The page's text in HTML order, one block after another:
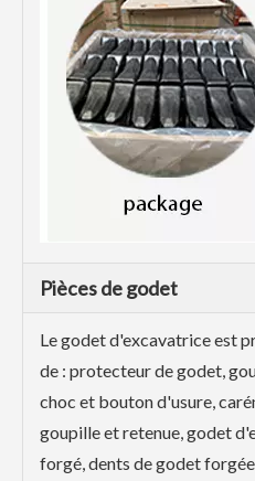
Pièces de godet
Le godet d'excavatrice est
de : protecteur de godet,
choc et bouton d'usure,
goupille et retenue, godet
forgé, dents de godet